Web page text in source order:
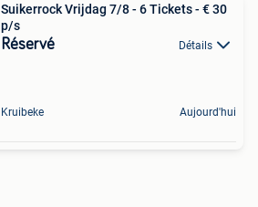
Suikerrock Vrijdag 7/8 - 6 Tickets - € 30
p/s
Réservé Détails
Kruibeke Aujourd'hui